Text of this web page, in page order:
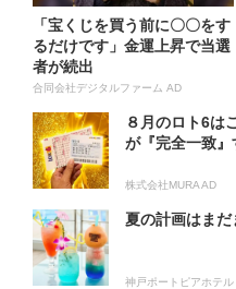
「宝くじを買う前に〇〇をす
るだけです」金運上昇で当選
者が続出
合同会社デジタルファーム AD
８月のロト6は
が『完全一致』
株式会社MURA AD
夏の計画はまだ
神戸ポートピアホテル